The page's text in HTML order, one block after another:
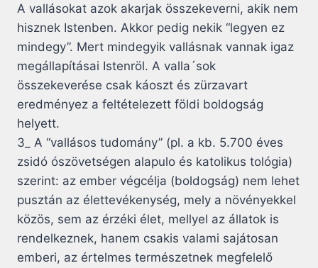
A vallásokat azok akarjak összekeverni, akik nem
hisznek Istenben. Akkor pedig nekik “legyen ez
mindegy”. Mert mindegyik vallásnak vannak igaz
megállapításai Istenröl. A valla´sok
összekeverése csak káoszt és zürzavart
eredményez a feltételezett földi boldogság
helyett.
3_ A “vallásos tudomány” (pl. a kb. 5.700 éves
zsidó ószövetségen alapulo és katolikus tológia)
szerint: az ember végcélja (boldogság) nem lehet
pusztán az élettevékenység, mely a növényekkel
közös, sem az érzéki élet, mellyel az állatok is
rendelkeznek, hanem csakis valami sajátosan
emberi, az értelmes természetnek megfelelő